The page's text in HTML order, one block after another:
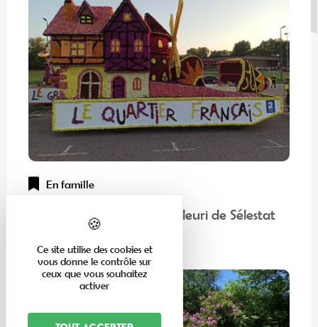
En famille
“Chez nos voisins” : Corso Fleuri de Sélestat
Lire la suite
Ce site utilise des cookies et
vous donne le contrôle sur
ceux que vous souhaitez
activer